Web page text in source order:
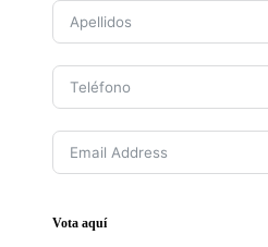
Vota aquí